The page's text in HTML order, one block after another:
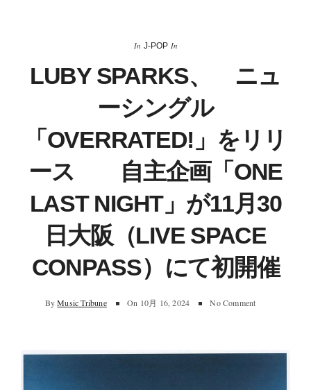
In J-POP In
LUBY SPARKS、 ニュ
ーシングル
「OVERRATED!」をリリ
ース 自主企画「ONE
LAST NIGHT」が11月30
日大阪（LIVE SPACE
CONPASS）にて初開催
By Music Tribune On 10月 16, 2024 No Comment